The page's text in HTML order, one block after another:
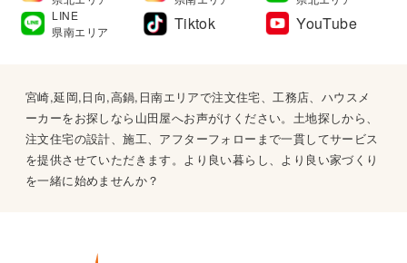
LINE
県南エリア
Tiktok YouTube
宮崎,延岡,日向,高鍋,日南エリアで注文住宅、工務店、ハウスメ
ーカーをお探しなら山田屋へお声がけください。土地探しから、
注文住宅の設計、施工、アフターフォローまで一貫してサービス
を提供させていただきます。より良い暮らし、より良い家づくり
を一緒に始めませんか？